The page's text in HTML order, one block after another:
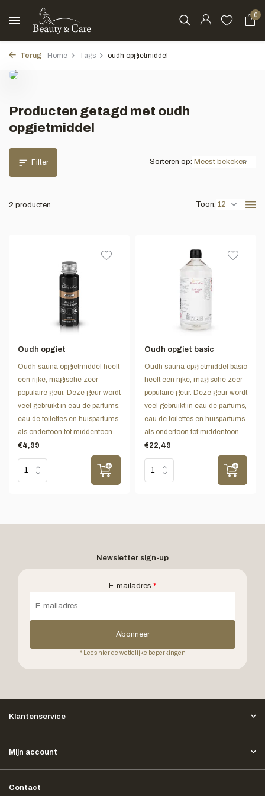
0
Terug Home Tags oudh opgietmiddel
Producten getagd met oudh
opgietmiddel
Filter
2 producten Toon:
Sorteren op:
Oudh opgiet
Oudh sauna opgietmiddel heeft
een rijke, magische zeer
populaire geur. Deze geur wordt
veel gebruikt in eau de parfums,
eau de toilettes en huisparfums
als ondertoon tot middentoon.
€4,99
Oudh opgiet basic
Oudh sauna opgietmiddel basic
heeft een rijke, magische zeer
populaire geur. Deze geur wordt
veel gebruikt in eau de parfums,
eau de toilettes en huisparfums
als ondertoon tot middentoon.
€22,49
Newsletter sign-up
E-mailadres *
Abonneer
* Lees hier de wettelijke beperkingen
Klantenservice
Mijn account
Contact